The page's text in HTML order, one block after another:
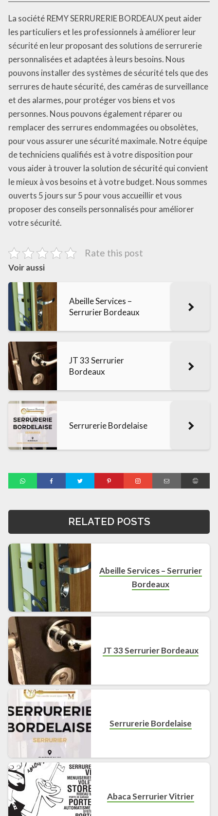
La société REMY SERRURERIE BORDEAUX peut aider
les particuliers et les professionnels à améliorer leur
sécurité en leur proposant des solutions de serrurerie
personnalisées et adaptées à leurs besoins. Nous
pouvons installer des systèmes de sécurité tels que des
serrures de haute sécurité, des caméras de surveillance
et des alarmes, pour protéger vos biens et vos
personnes. Nous pouvons également réparer ou
remplacer des serrures endommagées ou obsolètes,
pour vous assurer une sécurité maximale. Notre équipe
de techniciens qualifiés est à votre disposition pour
vous aider à trouver la solution de sécurité qui convient
le mieux à vos besoins et à votre budget. Nous sommes
ouverts 5 jours sur 5 pour vous accueillir et vous
proposer des conseils personnalisés pour améliorer
votre sécurité.
Rate this post
Voir aussi
Abeille Services –
Serrurier Bordeaux
JT 33 Serrurier
Bordeaux
Serrurerie Bordelaise
RELATED POSTS
Abeille Services – Serrurier
Bordeaux
JT 33 Serrurier Bordeaux
Serrurerie Bordelaise
Abaca Serrurier Vitrier